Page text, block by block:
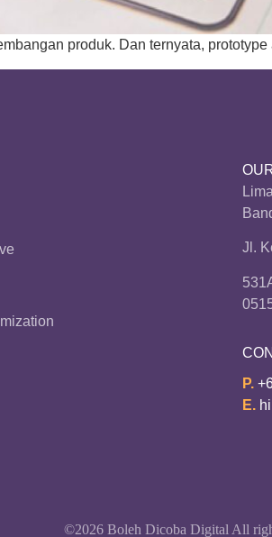
produk. Dan ternyata,
Jl.
P.
E.
©2026 Boleh Dicoba Digital All